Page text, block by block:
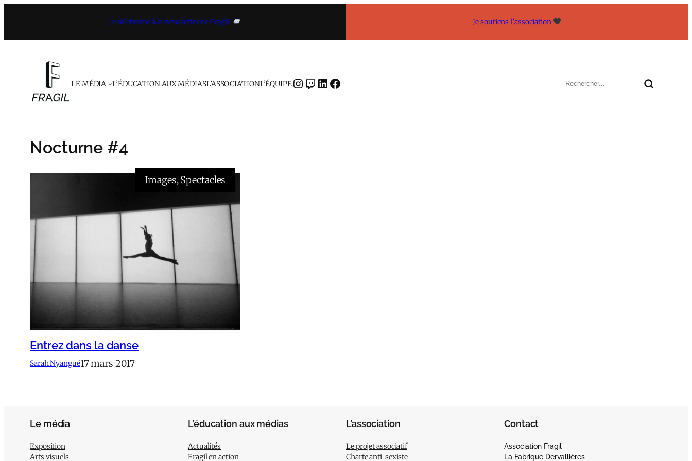
contenu
Je m’abonne à la newsletter de Fragil Je soutiens l’association
LE MÉDIA L’ÉDUCATION AUX MÉDIASL’ASSOCIATIONL’ÉQUIPEINSTAGRAMTWITCH LINKEDIN FACEBOOK
Nocturne #4
Images, Spectacles
Entrez dans la danse
Sarah Nyangué17 mars 2017
Le média
Exposition
Arts visuels
L’éducation aux médias
Actualités
Fragil en action
L’association
Le projet associatif
Charte anti-sexiste
Contact
Association Fragil
La Fabrique Dervallières